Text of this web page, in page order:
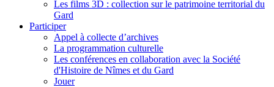
Les films 3D : collection sur le patrimoine territorial du
Gard
Participer
Appel à collecte d’archives
La programmation culturelle
Les conférences en collaboration avec la Société
d'Histoire de Nîmes et du Gard
Jouer